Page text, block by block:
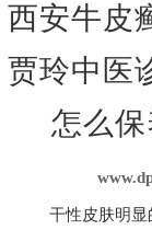
西安牛皮
贾玲中医
怎么
干性皮肤明显